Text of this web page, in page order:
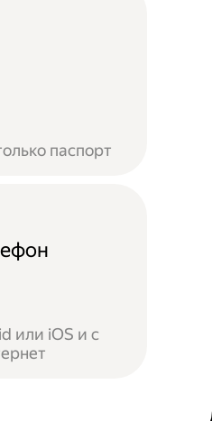
паспорт
или iOS и с